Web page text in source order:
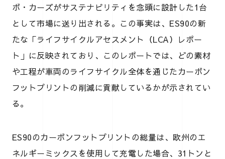
ボ・カーズがサステナビリティを念頭に設計した1台
として市場に送り出される。この事実は、ES90の新
たな「ライフサイクルアセスメント（LCA）レポー
ト」に反映されており、このレポートでは、どの素材
や工程が車両のライフサイクル全体を通じたカーボン
フットプリントの削減に貢献しているかが示されてい
る。
ES90のカーボンフットプリントの総量は、欧州のエ
ネルギーミックスを使用して充電した場合、31トンと